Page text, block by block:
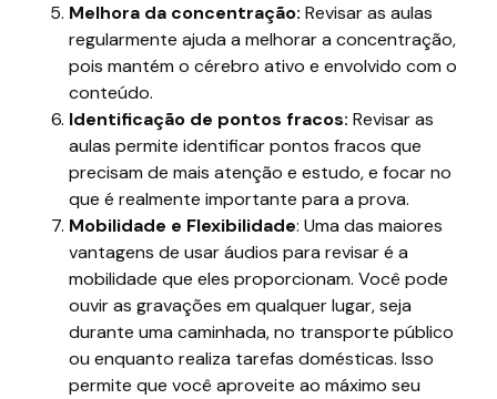
Melhora da concentração: Revisar as aulas
regularmente ajuda a melhorar a concentração,
pois mantém o cérebro ativo e envolvido com o
conteúdo.
Identificação de pontos fracos: Revisar as
aulas permite identificar pontos fracos que
precisam de mais atenção e estudo, e focar no
que é realmente importante para a prova.
Mobilidade e Flexibilidade: Uma das maiores
vantagens de usar áudios para revisar é a
mobilidade que eles proporcionam. Você pode
ouvir as gravações em qualquer lugar, seja
durante uma caminhada, no transporte público
ou enquanto realiza tarefas domésticas. Isso
permite que você aproveite ao máximo seu